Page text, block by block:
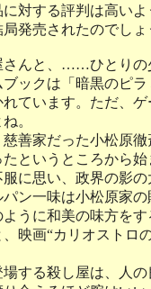
対する評判は高い
発売されたのでし
んと、……ひとりの
ックは「暗黒のピ
ています。ただ、
。
善家だった小松原
というところから
に思い、政界の影
ン一味は小松原家
ように和美の味方を
映画“カリオストロ
する殺し屋は、人